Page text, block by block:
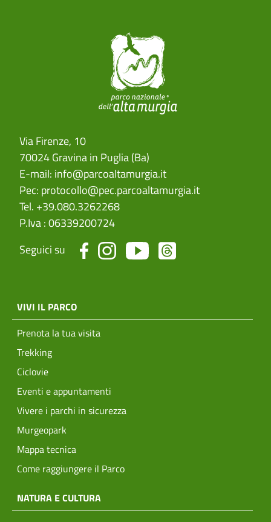
Via Firenze, 10
70024 Gravina in Puglia (Ba)
E-mail: info@parcoaltamurgia.it
Pec: protocollo@pec.parcoaltamurgia.it
Tel. +39.080.3262268
P.Iva : 06339200724
Seguici su
menu top footer
VIVI IL PARCO
Prenota la tua visita
Trekking
Ciclovie
Eventi e appuntamenti
Vivere i parchi in sicurezza
Murgeopark
Mappa tecnica
Come raggiungere il Parco
NATURA E CULTURA